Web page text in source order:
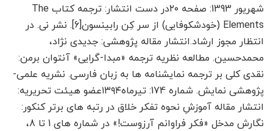
شهریور 1393: صفحه ۲۰در دست انتشار: ترجمه کتاب The
Elements (خودشکوفایی) از سر کِن رابینسون[6]. نشر نی. در
انتظار مجوز ارشاد.انتشار مقاله پژوهشی: جدیدی نژاد،
محمدحسین. مطالعه نظریه ترجمه «مبدا-گرایی» آنتوان برمن:
نقدی کلی بر ترجمه نمایشنامه ها به زبان فارسی. نشریه علمی-
پژوهشی نمایش. شماره 174: تیرماه۱۳۹۴عضو هیئت تحریریه:
انتشار مقاله آموزشِ نحوه تفکر خلاق در رتبه های برتر کنکور:
نگارش مدخل «فکر فراوانم آرزوست!» در شماره های 1 تا 8،